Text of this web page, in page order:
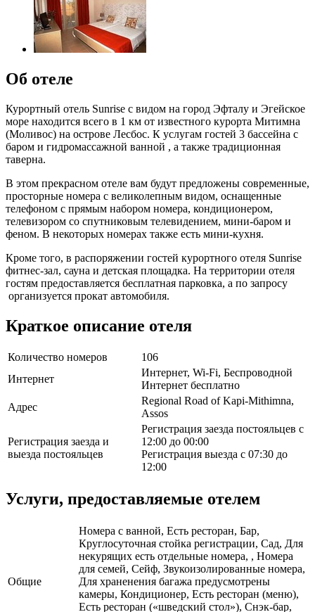
Об отеле
Курортный отель Sunrise с видом на город Эфталу и Эгейское
море находится всего в 1 км от известного курорта Митимна
(Моливос) на острове Лесбос. К услугам гостей 3 бассейна с
баром и гидромассажной ванной , а также традиционная
таверна.
В этом прекрасном отеле вам будут предложены современные,
просторные номера с великолепным видом, оснащенные
телефоном с прямым набором номера, кондиционером,
телевизором со спутниковым телевидением, мини-баром и
феном. В некоторых номерах также есть мини-кухня.
Кроме того, в распоряжении гостей курортного отеля Sunrise
фитнес-зал, сауна и детская площадка. На территории отеля
гостям предоставляется бесплатная парковка, а по запросу
организуется прокат автомобиля.
Краткое описание отеля
Количество номеров
106
Интернет
Интернет, Wi-Fi, Беспроводной
Интернет бесплатно
Адрес
Regional Road of Kapi-Mithimna,
Assos
Регистрация заезда и
выезда постояльцев
Регистрация заезда постояльцев с
12:00 до 00:00
Регистрация выезда с 07:30 до
12:00
Услуги, предоставляемые отелем
Общие
Номера с ванной, Есть ресторан, Бар,
Круглосуточная стойка регистрации, Сад, Для
некурящих есть отдельные номера, , Номера
для семей, Сейф, Звукоизолированные номера,
Для храненения багажа предусмотрены
камеры, Кондиционер, Есть ресторан (меню),
Есть ресторан («шведский стол»), Снэк-бар,